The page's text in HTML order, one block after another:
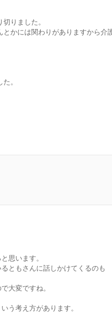
りました。
かには関わりがありますから介
。
思います。
ともさんに話しかけてくるのも
大変ですね。
う考え方があります。